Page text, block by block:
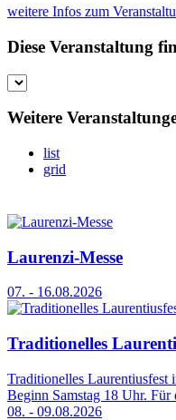
weitere Infos zum
Diese Veranstaltung
Weitere
list
grid
Laurenzi-Messe
07. - 16.08.2026
Traditionelles
Traditionelles Laurentiusfest
Beginn Samstag 18 Uhr. Für
08. - 09.08.2026